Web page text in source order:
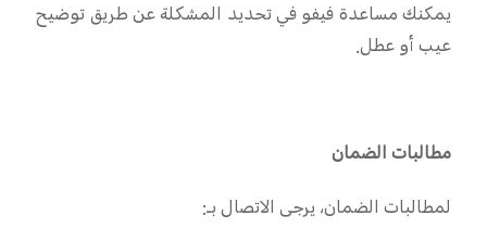
يمكنك مساعدة فيفو في تحديد المشكلة عن طريق توضيح
عيب أو عطل.
مطالبات الضمان
لمطالبات الضمان، يرجى الاتصال بـ: